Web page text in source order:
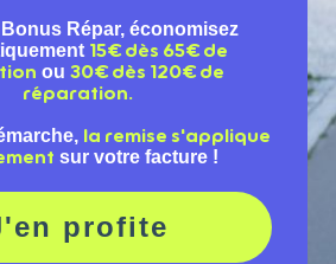
Répar, économisez
15€ dès 65€ de
ou 30€ dès 120€ de
réparation.
la remise s'applique
sur votre facture !
profite